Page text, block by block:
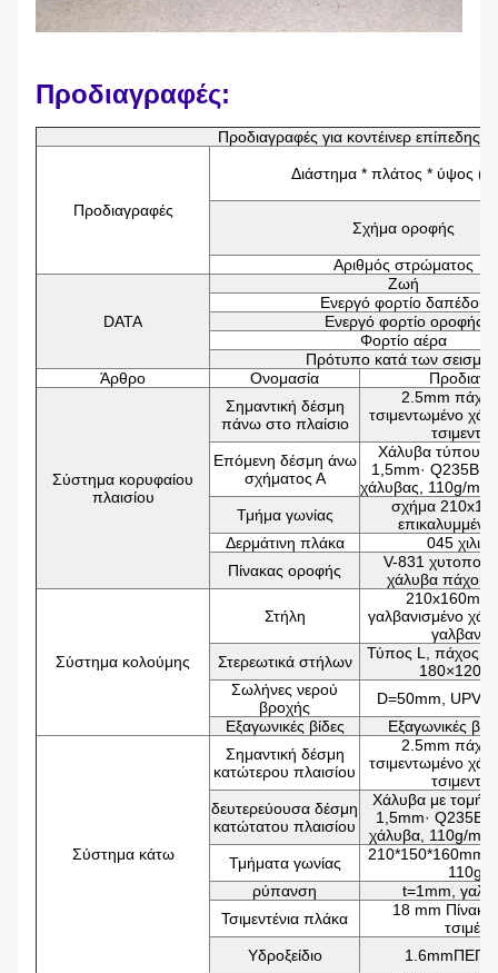
Προδιαγραφές:
Προδιαγραφές για κοντέινερ επίπεδης
Προδιαγραφές
Διάστημα * πλάτος * ύψος
Σχήμα οροφής
Αριθμός στρώματος
DATA
Ζωή
Ενεργό φορτίο δαπέδου
Ενεργό φορτίο οροφής
Φορτίο αέρα
Πρότυπο κατά των
Άρθρο
Ονομασία
Σύστημα κορυφαίου
πλαισίου
Σημαντική δέσμη
πάνω στο πλαίσιο
2.5mm
τσιμεντωμένο
Επόμενη δέσμη άνω
σχήματος Α
Χάλυβα τύπου
1,5mm· Q235B
χάλυβας, 110g/m2
Τμήμα γωνίας
σχήμα
Δερμάτινη πλάκα
045
Πίνακας οροφής
V-831
χάλυβα
Σύστημα κολούμης
Στήλη
γαλβανισμένο
Στερεωτικά στήλων
Τύπος L, πάχος
Σωλήνες νερού
βροχής
D=50mm,
Εξαγωνικές βίδες
Εξαγωνικές
Σύστημα κάτω
Σημαντική δέσμη
κατώτερου πλαισίου
2.5mm
τσιμεντωμένο
δευτερεύουσα δέσμη
κατώτατου πλαισίου
Χάλυβα με τομή
1,5mm· Q235B
χάλυβα, 110g/m2
Τμήματα γωνίας
210*150*160mm,
110g/
ρύπανση
t=1mm,
Τσιμεντένια πλάκα
18 mm
Υδροξείδιο
1.6mmΠΕΠΚ